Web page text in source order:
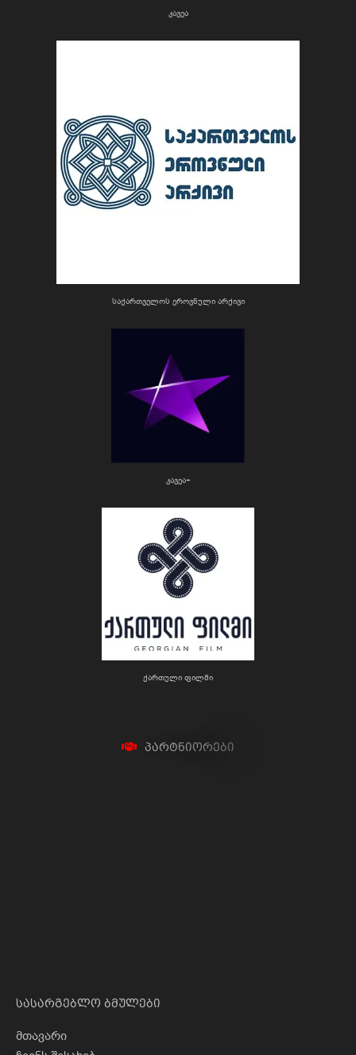
კავეა
საქართველოს ეროვნული არქივი
კავეა+
ქართული ფილმი
პარტნიორები
სასარგებლო ბმულები
მთავარი